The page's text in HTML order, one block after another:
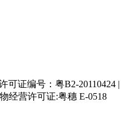
可证编号：粤B2-20110424 |
经营许可证:粤穗 E-0518